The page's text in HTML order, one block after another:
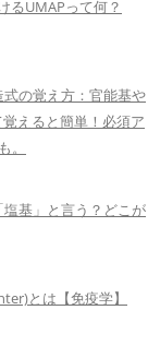
るUMAPって何？
の覚え方：官能基や
えると簡単！必須ア
。
基」と言う？どこが
とは【免疫学】